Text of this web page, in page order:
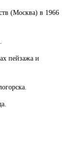
(Москва) в 1966
пейзажа и